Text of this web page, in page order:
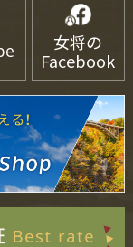
女将の
Facebook